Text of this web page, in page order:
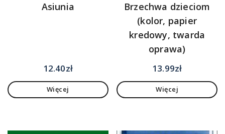
Asiunia
12.40zł
Więcej
Brzechwa dzieciom
(kolor, papier
kredowy, twarda
oprawa)
13.99zł
Więcej